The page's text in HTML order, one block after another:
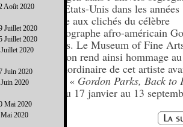
des Etats-Unis dans les
grâce aux clichés du célèbre
photographe afro-américain
Parks. Le Museum of Fine
Boston rend ainsi hommage
extraordinaire de cet artiste
dans « Gordon Parks, Back to
». Du 17 janvier au 13
Août 2020
Juillet 2020
Juillet 2020
2020
Juin 2020
2020
Mai 2020
2020